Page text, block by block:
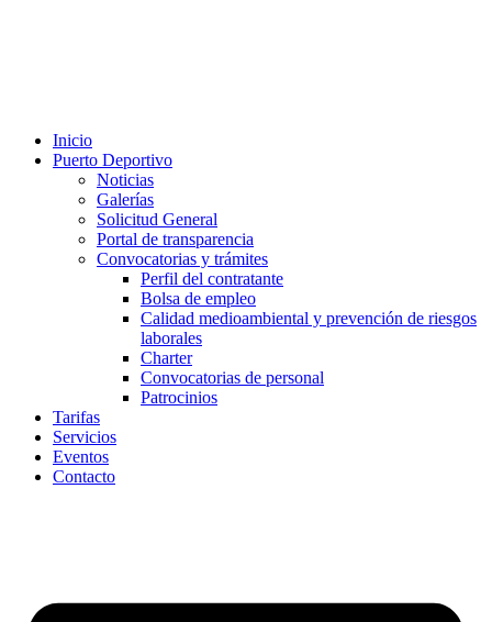
Inicio
Puerto Deportivo
Noticias
Galerías
Solicitud General
Portal de transparencia
Convocatorias y trámites
Perfil del contratante
Bolsa de empleo
Calidad medioambiental y prevención de riesgos
laborales
Charter
Convocatorias de personal
Patrocinios
Tarifas
Servicios
Eventos
Contacto